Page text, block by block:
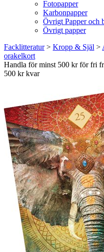
Fotopapper
Karbonpapper
Övrigt Papper och
Övrigt papper
Facklitteratur> Kropp & Själ >
orakelkort
Handla för minst 500 kr för fri
500 kr kvar